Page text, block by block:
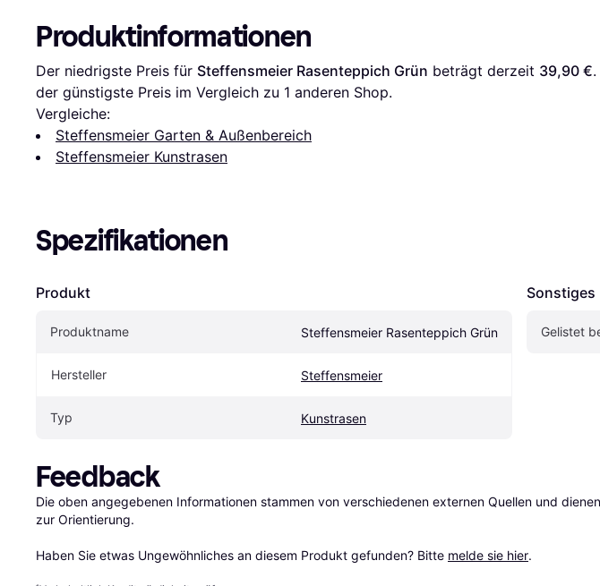
Produktinformationen
Der niedrigste Preis für Steffensmeier Rasenteppich Grün beträgt derzeit 39,90 €
der günstigste Preis im Vergleich zu 1 anderen Shop.
Vergleiche:
Steffensmeier Garten & Außenbereich
Steffensmeier Kunstrasen
Spezifikationen
Produkt
Produktname Steffensmeier Rasenteppich Grün
Hersteller Steffensmeier
Typ Kunstrasen
Sonstiges
Gelistet
Feedback
Die oben angegebenen Informationen stammen von verschiedenen externen Quellen und
zur Orientierung.
Haben Sie etwas Ungewöhnliches an diesem Produkt gefunden? Bitte melde sie hier.